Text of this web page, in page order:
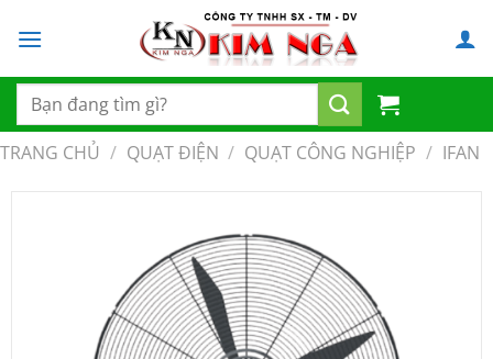
đến
dung
Tìm
kiếm:
TRANG CHỦ / QUẠT ĐIỆN / QUẠT CÔNG NGHIỆP / IFAN